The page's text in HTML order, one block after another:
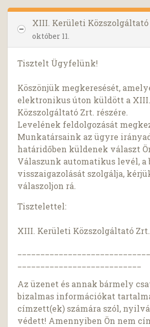
XIII. Kerületi Közszolgáltató
október 11.
Tisztelt Ügyfelünk!
Köszönjük megkeresését,
elektronikus úton küldött a
Közszolgáltató Zrt. részére.
Levelének feldolgozását
Munkatársaink az ügyre
határidőben küldenek választ
Válaszunk automatikus levél, a
visszaigazolását szolgálja,
válaszoljon rá.
Tisztelettel:
XIII. Kerületi Közszolgáltató Zrt.
Az üzenet és annak bármely
bizalmas információkat
címzett(ek) számára szól,
védett! Amennyiben Ön nem